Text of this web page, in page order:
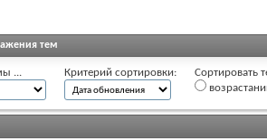
тем
... Критерий сортировки:
Сортировать